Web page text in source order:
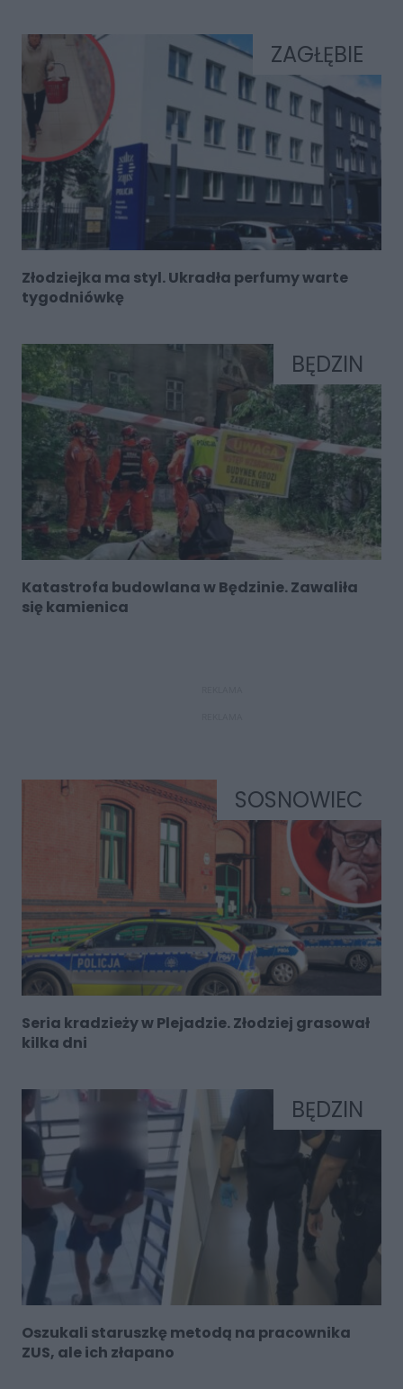
ZAGŁĘBIE
Złodziejka ma styl. Ukradła perfumy warte
tygodniówkę
BĘDZIN
Katastrofa budowlana w Będzinie. Zawaliła
się kamienica
SOSNOWIEC
Seria kradzieży w Plejadzie. Złodziej grasował
kilka dni
BĘDZIN
Oszukali staruszkę metodą na pracownika
ZUS, ale ich złapano